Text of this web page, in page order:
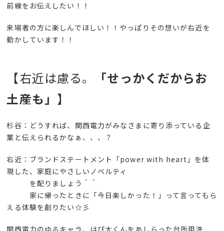
前線をお伝えしたい！！
来場者の方に楽しんでほしい！！やっぱりその想いが右近を
動かしています！！
【右近は慮る。
「せっかくだからお
土産も」 】
杉谷：どうすれば、関西電力がみなさまに寄り添っている企
業と伝えられるかなぁ、、、？
右近：ブランドステートメント「power with heart」を体
現した、家庭にやさしいノベルティ
を配りましょう＾＾
家に帰ったときに「今日楽しかった！」って言ってもら
える体験を創りたい☆彡
関西電力のゆるキャラ、はぴ太くんをあしらった台所用洗